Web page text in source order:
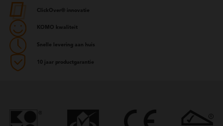
ClickOver® innovatie
KOMO kwaliteit
Snelle levering aan huis
10 jaar productgarantie